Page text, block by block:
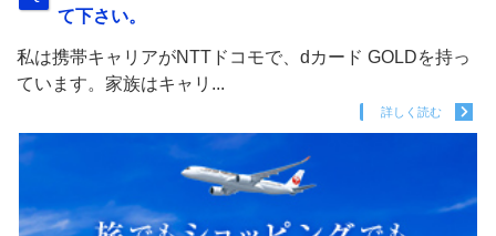
て下さい。
私は携帯キャリアがNTTドコモで、dカード GOLDを持っ
ています。家族はキャリ...
詳しく読む